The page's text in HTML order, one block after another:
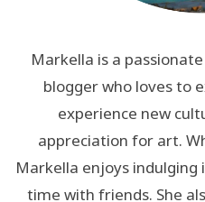
Markella is a
blogger who loves to
experience new
appreciation for art.
Markella enjoys indulging
time with friends. She